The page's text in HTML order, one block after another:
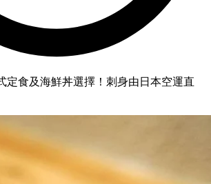
定食及海鮮丼選擇！刺身由日本空運直